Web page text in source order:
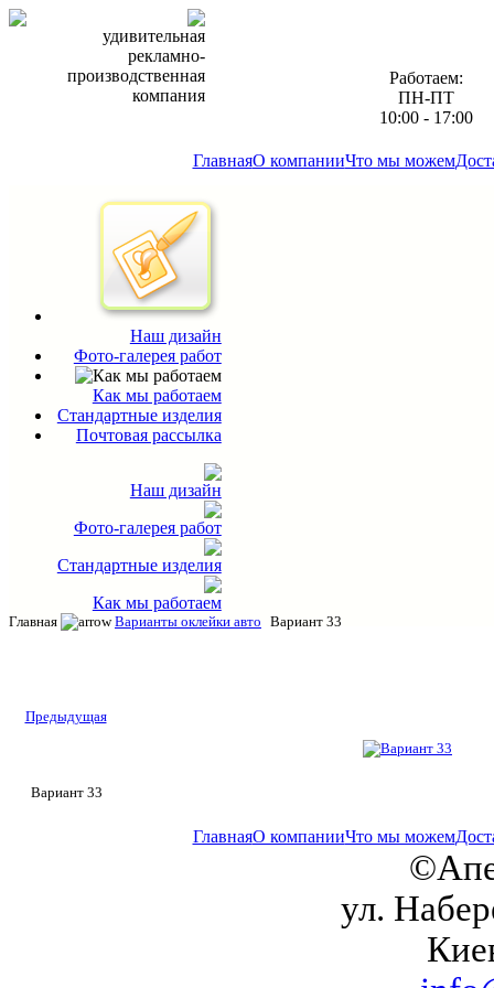
удивительная
рекламно-
производственная
компания
Работаем:
ПН-ПТ
10:00 - 17:00
ГлавнаяО компанииЧто мы можем
Наш дизайн
Фото-галерея работ
Как мы работаем
Стандартные изделия
Почтовая рассылка
Наш дизайн
Фото-галерея работ
Стандартные изделия
Как мы работаем
Главная Варианты оклейки авто Вариант 33
Предыдущая
Вариант 33
ГлавнаяО компанииЧто мы можем
ул.